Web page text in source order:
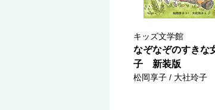
キッズ文学館
なぞなぞのすきな
子 新装版
松岡享子 / 大社玲子